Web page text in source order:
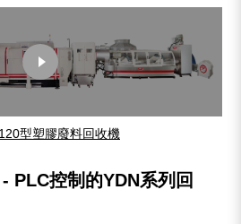
型塑膠廢料回收機
PLC控制的YDN系列回